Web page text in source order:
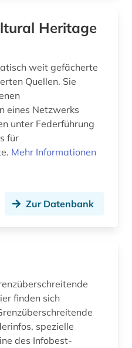
internationales handelsrecht (1)
josephinische landesaufnahme (1)
Heritage
weit gefächerte
Quellen. Sie
eines Netzwerks
unter Federführung
für
Mehr Informationen
Zur Datenbank
finden sich
spezielle
des Infobest-